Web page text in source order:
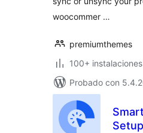
woocommer …
premiumthemes
100+
Probado con